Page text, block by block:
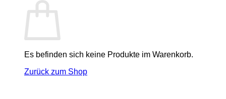
Es befinden sich keine Produkte im Warenkorb.
Zurück zum Shop